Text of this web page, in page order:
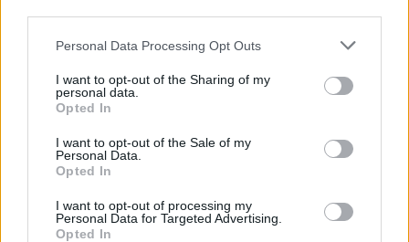
Personal Data Processing Opt Outs
I want to opt-out of the Sharing of my
personal data.
Opted In
I want to opt-out of the Sale of my
Personal Data.
Opted In
I want to opt-out of processing my
Personal Data for Targeted Advertising.
Opted In
Δεκαπενταύγουστου οι πόρτες του
ανοικτές για τους πιστούς και
ΕΛΛΑΔΑ
θέτει σε επιφυλακή την Πολιτική
Προστασία
Βόρειοι - βορειοανατολικοί άνεμοι
μπορεί να φτάσουν τα 9 μποφόρ